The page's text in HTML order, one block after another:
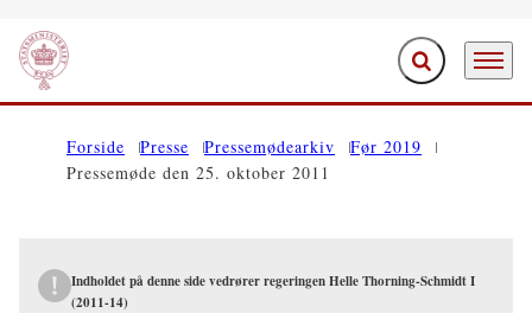
Gå til forsiden Fold søgefelt ud
Menu
Forside Presse Pressemødearkiv
Før 2019
Pressemøde den 25. oktober 2011
Indholdet på denne side vedrører regeringen Helle Thorning-Schmidt I
(2011-14)